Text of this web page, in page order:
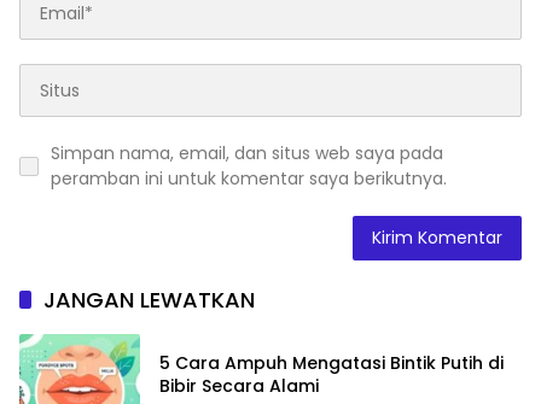
Simpan nama, email, dan situs web saya pada
peramban ini untuk komentar saya berikutnya.
JANGAN LEWATKAN
5 Cara Ampuh Mengatasi Bintik Putih di
Bibir Secara Alami